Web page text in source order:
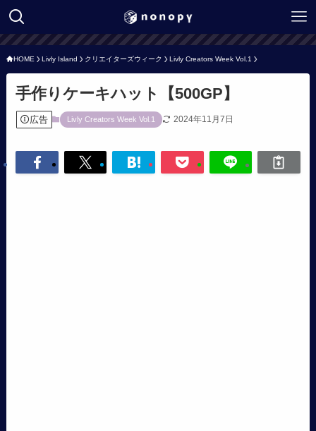
HOME Livly Island クリエイターズウィーク Livly Creators Week Vol.1
手作りケーキハット【500GP】
広告 Livly Creators Week Vol.1 2024年11月7日